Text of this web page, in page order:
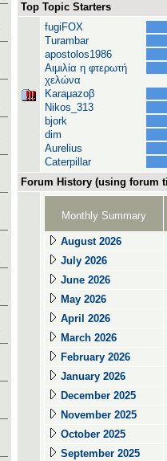
Top Topic Starters
fugiFOX
Turambar
apostolos1986
Αιμιλία η φτερωτή
χελώνα
Karaμazoβ
Nikos_313
bjork
dim
Aurelius
Caterpillar
Forum History (using forum
Monthly Summary
August 2026
July 2026
June 2026
May 2026
April 2026
March 2026
February 2026
January 2026
December 2025
November 2025
October 2025
September 2025